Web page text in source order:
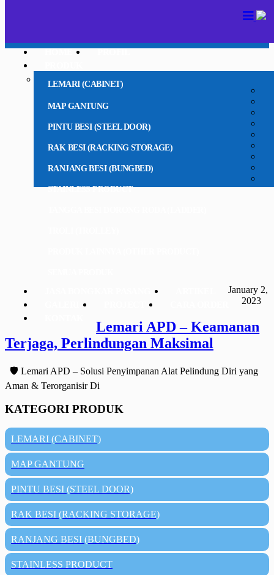
LEMARI (CABINET)
MAP GANTUNG
PINTU BESI (STEEL DOOR)
RAK BESI (RACKING STORAGE)
RANJANG BESI (BUNGBED)
STAINLESS PRODUCT
January 2,
2023
Lemari APD – Keamanan
Terjaga, Perlindungan Maksimal
🛡️ Lemari APD – Solusi Penyimpanan Alat Pelindung Diri yang
Aman & Terorganisir Di
KATEGORI PRODUK
LEMARI (CABINET)
MAP GANTUNG
PINTU BESI (STEEL DOOR)
RAK BESI (RACKING STORAGE)
RANJANG BESI (BUNGBED)
STAINLESS PRODUCT